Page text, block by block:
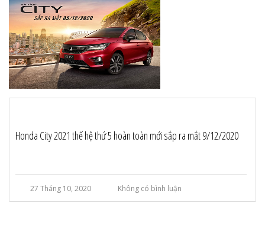
Honda City 2021 thế hệ thứ 5 hoàn toàn mới sắp ra mắt 9/12/2020
27 Tháng 10, 2020 Không có bình luận